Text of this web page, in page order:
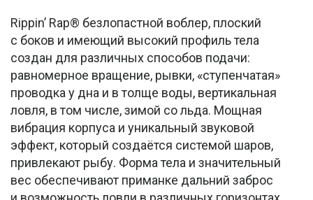
Rippin’ Rap® безлопастной воблер, плоский
с боков и имеющий высокий профиль тела
создан для различных способов подачи:
равномерное вращение, рывки, «ступенчатая»
проводка у дна и в толще воды, вертикальная
ловля, в том числе, зимой со льда. Мощная
вибрация корпуса и уникальный звуковой
эффект, который создаётся системой шаров,
привлекают рыбу. Форма тела и значительный
вес обеспечивают приманке дальний заброс